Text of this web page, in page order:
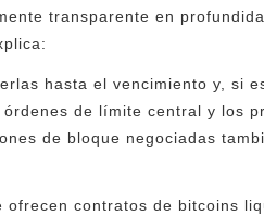
transparente en
hasta el vencimiento y, si
de límite central y los
de bloque negociadas
contratos de bitcoins